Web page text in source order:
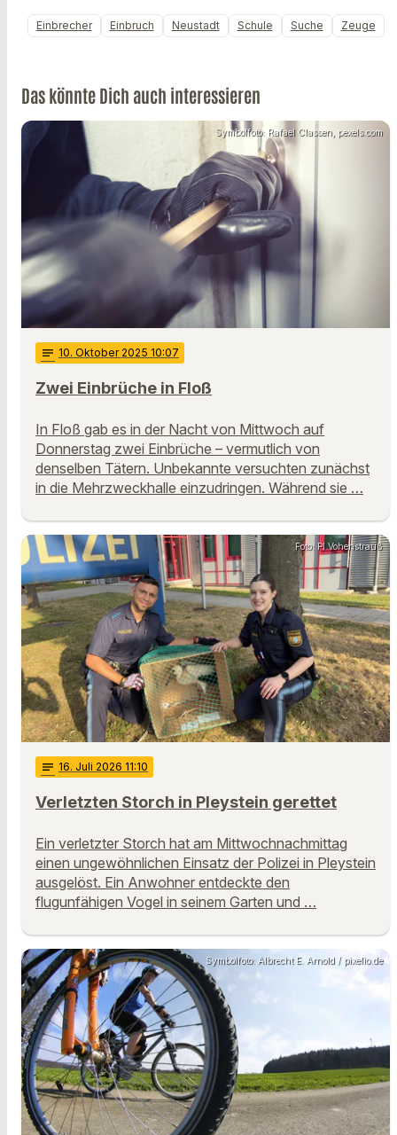
Einbrecher Einbruch Neustadt Schule Suche Zeuge
Das könnte Dich auch interessieren
Symbolfoto: Rafael Classen, pexels.com
notes 10. Oktober 2025 10:07
Zwei Einbrüche in Floß
In Floß gab es in der Nacht von Mittwoch auf
Donnerstag zwei Einbrüche – vermutlich von
denselben Tätern. Unbekannte versuchten zunächst
in die Mehrzweckhalle einzudringen. Während sie …
Foto: PI Vohenstrauß
notes 16. Juli 2026 11:10
Verletzten Storch in Pleystein gerettet
Ein verletzter Storch hat am Mittwochnachmittag
einen ungewöhnlichen Einsatz der Polizei in Pleystein
ausgelöst. Ein Anwohner entdeckte den
flugunfähigen Vogel in seinem Garten und …
Symbolfoto: Albrecht E. Arnold / pixelio.de